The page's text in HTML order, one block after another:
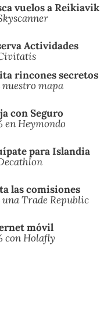
vuelos a Reikiavik
Actividades
rincones secretos
nuestro mapa
con Seguro
en Heymondo
para Islandia
las comisiones
una Trade Republic
móvil
con Holafly